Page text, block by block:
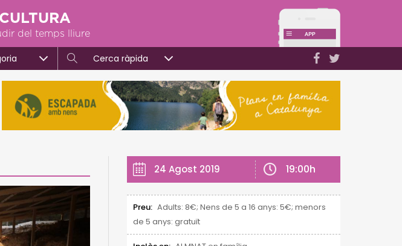
del temps lliure
Cerca ràpida
24 Agost 2019 19:00h
Preu: Adults: 8€; Nens de 5 a 16 anys: 5€; menors
de 5 anys: gratuït